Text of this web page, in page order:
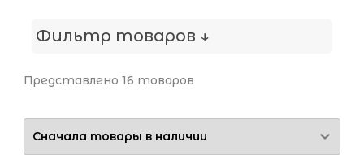
Фильтр товаров ↓
Представлено 16 товаров